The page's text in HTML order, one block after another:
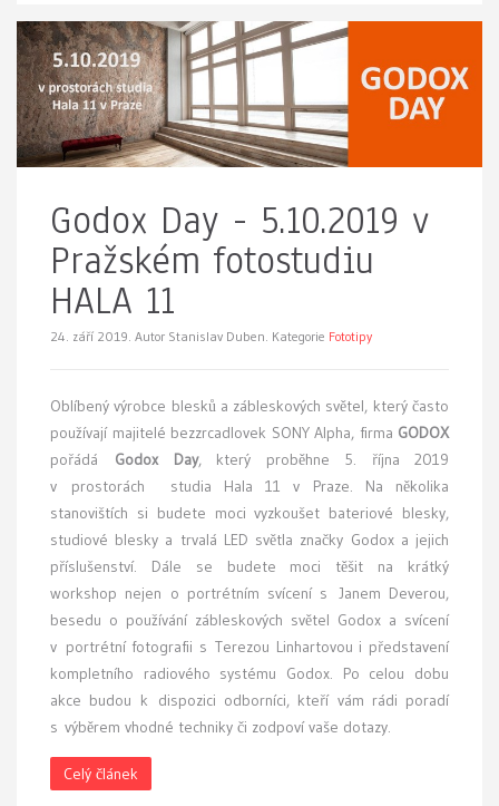
Godox Day - 5.10.2019 v
Pražském fotostudiu
HALA 11
24. září 2019. Autor Stanislav Duben. Kategorie Fototipy
Oblíbený výrobce blesků a zábleskových světel, který často
používají majitelé bezzrcadlovek SONY Alpha, firma GODOX
pořádá Godox Day, který proběhne 5. října 2019
v prostorách studia Hala 11 v Praze. Na několika
stanovištích si budete moci vyzkoušet bateriové blesky,
studiové blesky a trvalá LED světla značky Godox a jejich
příslušenství. Dále se budete moci těšit na krátký
workshop nejen o portrétním svícení s Janem Deverou,
besedu o používání zábleskových světel Godox a svícení
v portrétní fotografii s Terezou Linhartovou i představení
kompletního radiového systému Godox. Po celou dobu
akce budou k dispozici odborníci, kteří vám rádi poradí
s výběrem vhodné techniky či zodpoví vaše dotazy.
Celý článek